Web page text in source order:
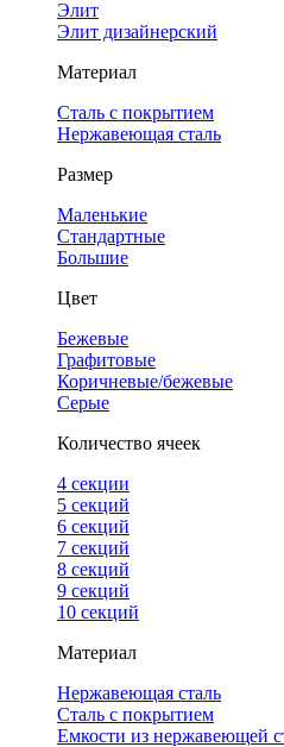
Элит
Элит дизайнерский
Материал
Сталь с покрытием
Нержавеющая сталь
Размер
Маленькие
Стандартные
Большие
Цвет
Бежевые
Графитовые
Коричневые/бежевые
Серые
Количество ячеек
4 cекции
5 секций
6 секций
7 секций
8 секций
9 секций
10 секций
Материал
Нержавеющая сталь
Сталь с покрытием
Емкости из нержавеющей